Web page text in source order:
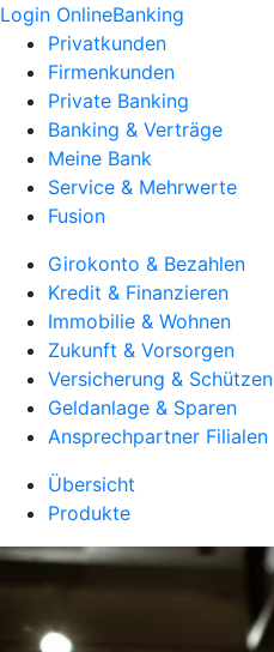
Login OnlineBanking
Privatkunden
Firmenkunden
Private Banking
Banking & Verträge
Meine Bank
Service & Mehrwerte
Fusion
Girokonto & Bezahlen
Kredit & Finanzieren
Immobilie & Wohnen
Zukunft & Vorsorgen
Versicherung & Schützen
Geldanlage & Sparen
Ansprechpartner Filialen
Übersicht
Produkte